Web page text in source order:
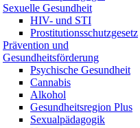
Sexuelle Gesundheit
HIV- und STI
Prostitutionsschutzgesetz
Prävention und
Gesundheitsförderung
Psychische Gesundheit
Cannabis
Alkohol
Gesundheitsregion Plus
Sexualpädagogik